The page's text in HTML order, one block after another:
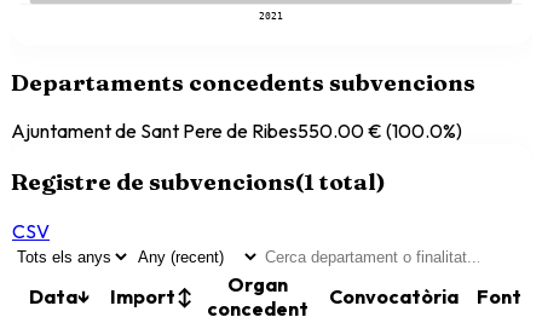
2021
Departaments concedents subvencions
Ajuntament de Sant Pere de Ribes550.00 € (100.0%)
Registre de subvencions(1total)
CSV
Data↓ Import↕
Organ
concedent
Convocatòria Font